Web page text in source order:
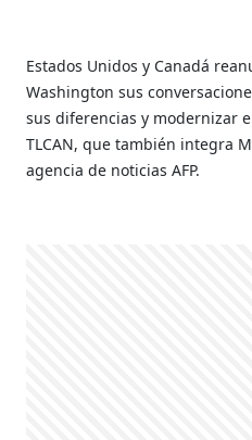
Estados Unidos y Canadá
Washington sus
sus diferencias y modernizar
TLCAN, que también integra
agencia de noticias AFP.